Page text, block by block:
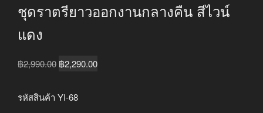
ชุดราตรียาวออกงานกลางคืน สีไวน์
แดง
฿2,990.00 Original
was:
฿2,290.00Current
รหัสสินค้า YI-68